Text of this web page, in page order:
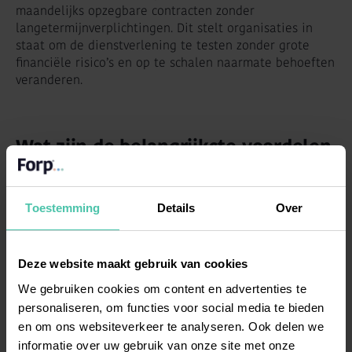
Toestemming Details Over
Deze website maakt gebruik van cookies
We gebruiken cookies om content en advertenties te
personaliseren, om functies voor social media te bieden
en om ons websiteverkeer te analyseren. Ook delen we
informatie over uw gebruik van onze site met onze
maandelijks opzegbare contracten zonder
langetermijnverplichtingen. Dit stelt organisaties in
staat om de dienstverlening te testen zonder grote
financiële risico’s en op te schalen naarmate behoeften
veranderen.
Wat zijn de belangrijkste voordelen
van RPO ten opzichte van
traditionele werving?
RPO biedtaanzienlijke kostenbesparingenvergeleken
efficiëntere aanpak en transparante kostenstructuur.
Organisaties behalen betere resultaten tegen
voorspelbare investeringen.
Het grootste voordeel ligt in het eigendom van